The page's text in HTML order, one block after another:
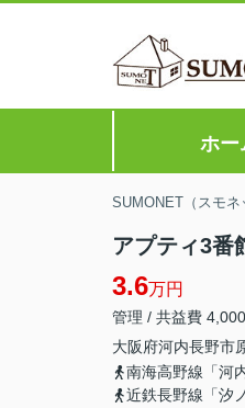
ホー
SUMONET（スモネ
アプティ3番
3.6万円
管理 / 共益費
大阪府河内長野市
南海高野線「河
近鉄長野線「汐